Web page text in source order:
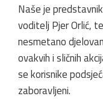
Naše je
voditelj Pjer Orlić,
nesmetano
ovakvih i sličnih
se korisnike
zaboravljeni.